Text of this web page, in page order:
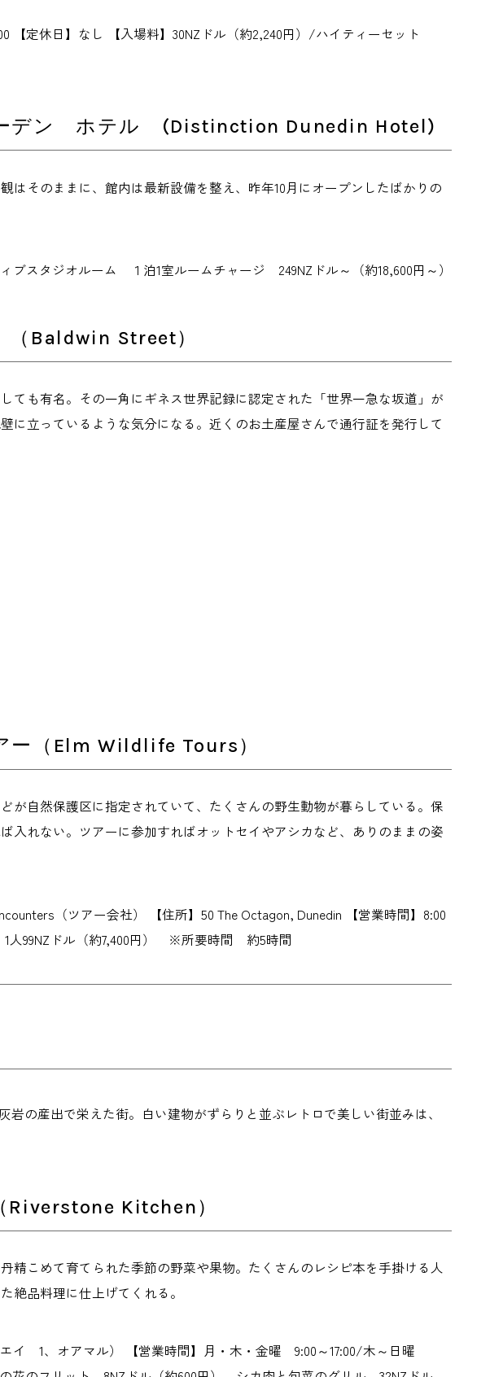
【定休日】なし 【入場料】30NZドル（約2,240円）/ハイティーセット
デン ホテル (Distinction Dunedin Hotel)
はそのままに、館内は最新設備を整え、昨年10月にオープンしたばかりの
ブスタジオルーム １泊1室ルームチャージ 249NZドル～（約18,600円～）
Baldwin Street）
ても有名。その一角にギネス世界記録に認定された「世界一急な坂道」が
に立っているような気分になる。近くのお土産屋さんで通行証を発行して
ー（Elm Wildlife Tours）
が自然保護区に指定されていて、たくさんの野生動物が暮らしている。保
入れない。ツアーに参加すればオットセイやアシカなど、ありのままの姿
（ツアー会社） 【住所】50 The Octagon, Dunedin 【営業時間】8:00
1人99NZドル（約7,400円） ※所要時間 約5時間
の産出で栄えた街。白い建物がずらりと並ぶレトロで美しい街並みは、
Kitchen）
精こめて育てられた季節の野菜や果物。たくさんのレシピ本を手掛ける人
絶品料理に仕上げてくれる。
エイ 1、オアマル） 【営業時間】月・木・金曜 9:00～17:00/木～日曜